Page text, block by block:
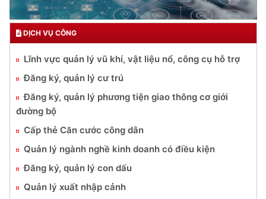
DỊCH VỤ CÔNG
Lĩnh vực quản lý vũ khí, vật liệu nổ, công cụ hỗ trợ
Đăng ký, quản lý cư trú
Đăng ký, quản lý phương tiện giao thông cơ giới
đường bộ
Cấp thẻ Căn cước công dân
Quản lý ngành nghề kinh doanh có điều kiện
Đăng ký, quản lý con dấu
Quản lý xuất nhập cảnh